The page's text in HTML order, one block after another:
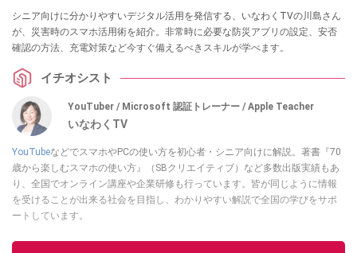
シニア向けに分かりやすいデジタル活用を発信する、いなわくTVの川島さん
が、災害時のスマホ活用術を紹介。非常時に必要な防災アプリの設定、安否
確認の方法、充電対策など今すぐ備えるべきスキルが学べます。
イチオシスト
YouTuber / Microsoft 認証トレーナー / Apple Teacher
いなわくTV
YouTubeなどでスマホやPCの使い方を初心者・シニア向けに解説。著書『70
歳から楽しむスマホの使い方』（SBクリエイティブ）など多数出版実績もあ
り、全国でオンライン講座や企業研修も行っています。皆が同じように情報
を受けることが出来る社会を目指し、わかりやすい解説で全国の学びをサポ
ートしています。
このイチオシストの他の記事を読む